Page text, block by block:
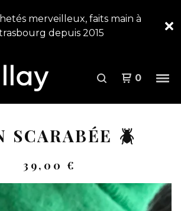
merveilleux, faits main à
depuis 2015
0
SCARABÉE 🪲
39,00 €